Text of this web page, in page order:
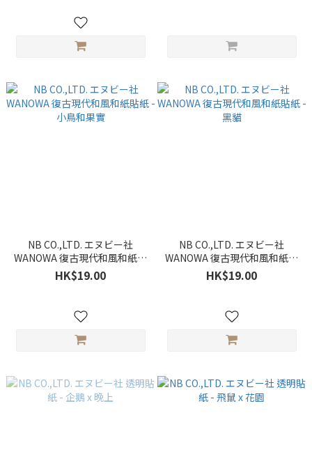
NB CO.,LTD. エヌビー社
WANOWA 復古現代和風和紙貼
紙 - 小鳥和果實
HK$19.00
NB CO.,LTD. エヌビー社
WANOWA 復古現代和風和紙貼
紙 - 黑貓
HK$19.00